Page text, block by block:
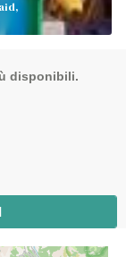
disponibili.